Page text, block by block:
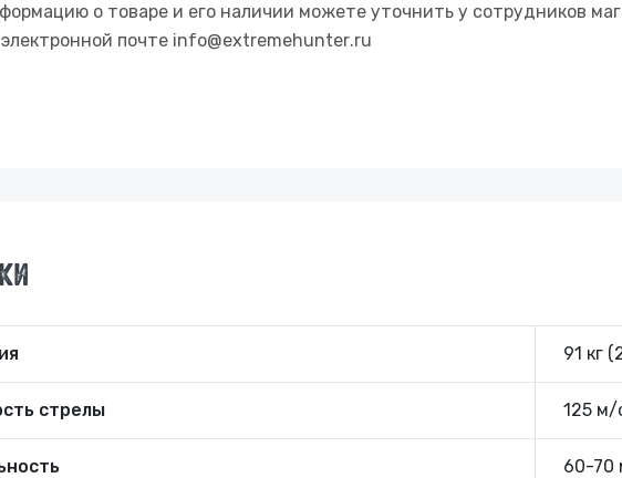
о товаре и его наличии можете уточнить у сотрудников
почте info@extremehunter.ru
91 кг
стрелы 125 м/
60-70